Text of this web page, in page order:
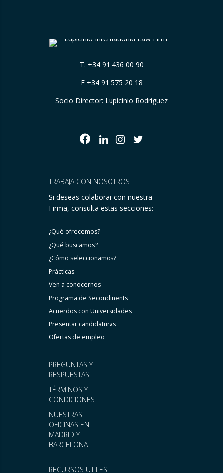
T. +34 91 436 00 90
F +34 91 575 20 18
Socio Director: Lupicinio Rodríguez
RECURSOS UTILES
PREGUNTAS Y
RESPUESTAS
TÉRMINOS Y
CONDICIONES
NUESTRAS
OFICINAS EN
MADRID Y
BARCELONA
TRABAJA CON NOSOTROS
Si deseas colaborar con nuestra
Firma, consulta estas secciones:
¿Qué ofrecemos?
¿Qué buscamos?
¿Cómo seleccionamos?
Prácticas
Ven a conocernos
Programa de Secondments
Acuerdos con Universidades
Presentar candidaturas
Ofertas de empleo